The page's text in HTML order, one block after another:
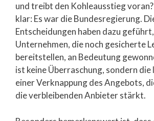
und treibt den Kohleausstieg
klar: Es war die Bundesregierung.
Entscheidungen haben dazu
Unternehmen, die noch gesicherte
bereitstellen, an Bedeutung
ist keine Überraschung, sondern die
einer Verknappung des Angebots,
die verbleibenden Anbieter stärkt.